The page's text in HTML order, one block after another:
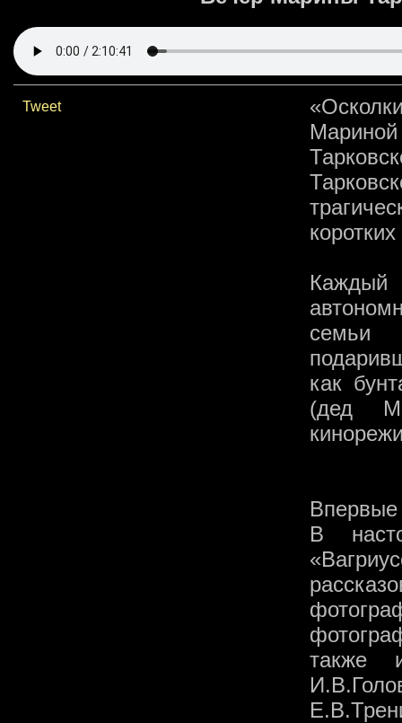
Tweet
семьи
как
(дед
Впервые
В
также